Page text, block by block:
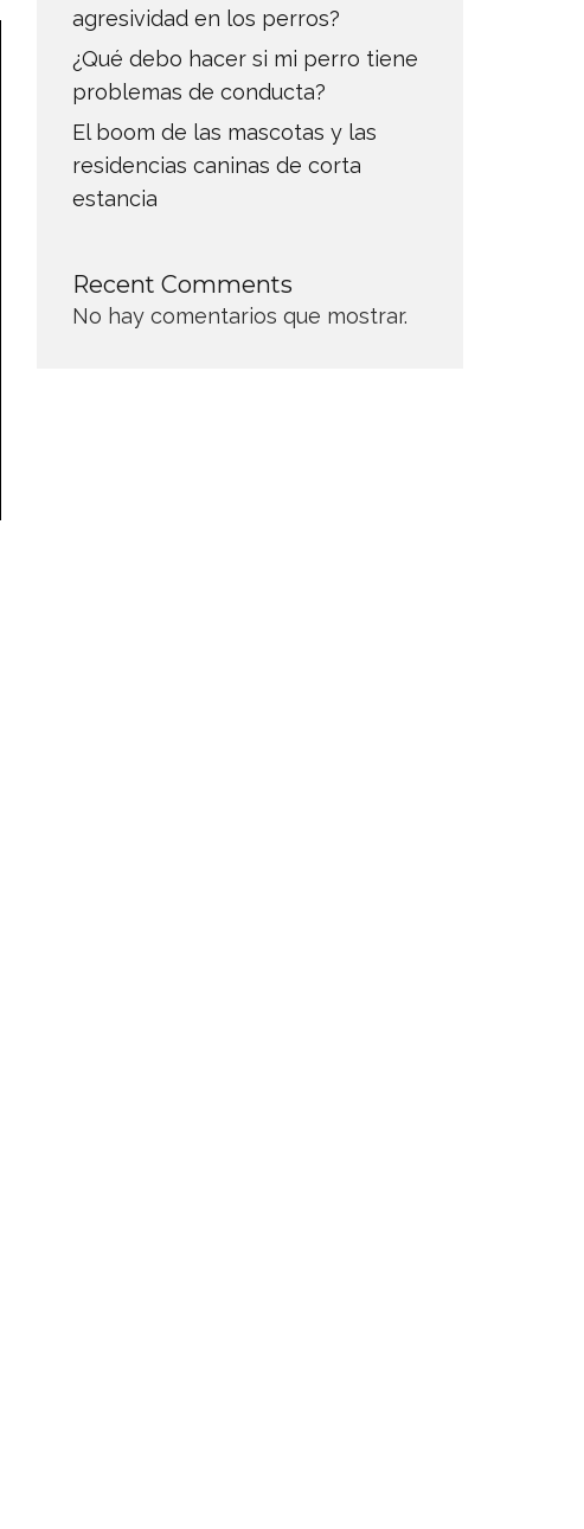
agresividad en los perros?
¿Qué debo hacer si mi perro tiene
problemas de conducta?
El boom de las mascotas y las
residencias caninas de corta
estancia
Recent Comments
No hay comentarios que mostrar.